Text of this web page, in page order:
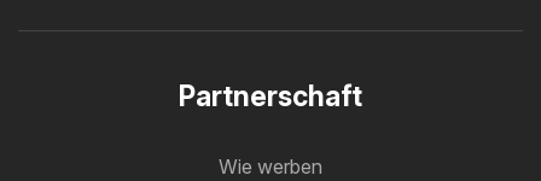
Partnerschaft
Wie werben